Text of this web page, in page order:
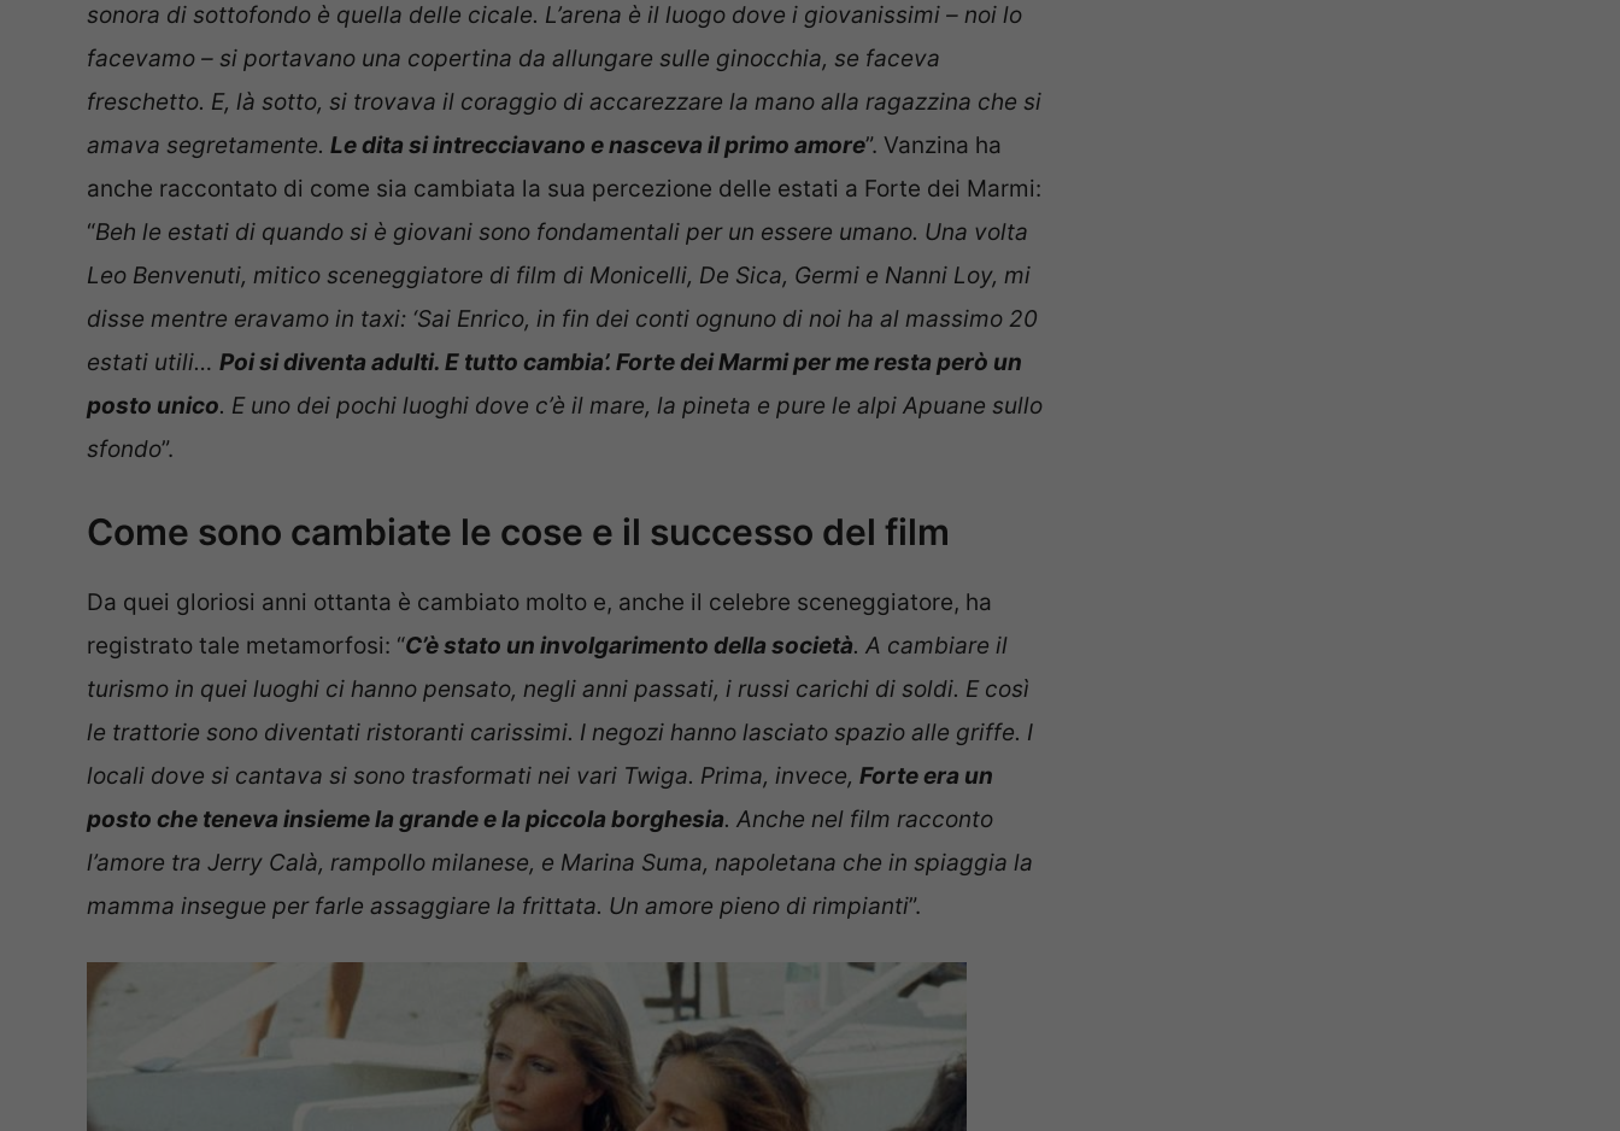
sonora di sottofondo è quella delle cicale. L’arena è il luogo dove i giovanissimi – noi lo
facevamo – si portavano una copertina da allungare sulle ginocchia, se faceva
freschetto. E, là sotto, si trovava il coraggio di accarezzare la mano alla ragazzina che si
amava segretamente. Le dita si intrecciavano e nasceva il primo amore”. Vanzina ha
anche raccontato di come sia cambiata la sua percezione delle estati a Forte dei Marmi:
“Beh le estati di quando si è giovani sono fondamentali per un essere umano. Una volta
Leo Benvenuti, mitico sceneggiatore di film di Monicelli, De Sica, Germi e Nanni Loy, mi
disse mentre eravamo in taxi: ‘Sai Enrico, in fin dei conti ognuno di noi ha al massimo 20
estati utili… Poi si diventa adulti. E tutto cambia’. Forte dei Marmi per me resta però un
posto unico. E uno dei pochi luoghi dove c’è il mare, la pineta e pure le alpi Apuane sullo
sfondo”.
Come sono cambiate le cose e il successo del film
Da quei gloriosi anni ottanta è cambiato molto e, anche il celebre sceneggiatore, ha
registrato tale metamorfosi: “C’è stato un involgarimento della società. A cambiare il
turismo in quei luoghi ci hanno pensato, negli anni passati, i russi carichi di soldi. E così
le trattorie sono diventati ristoranti carissimi. I negozi hanno lasciato spazio alle griffe. I
locali dove si cantava si sono trasformati nei vari Twiga. Prima, invece, Forte era un
posto che teneva insieme la grande e la piccola borghesia. Anche nel film racconto
l’amore tra Jerry Calà, rampollo milanese, e Marina Suma, napoletana che in spiaggia la
mamma insegue per farle assaggiare la frittata. Un amore pieno di rimpianti”.